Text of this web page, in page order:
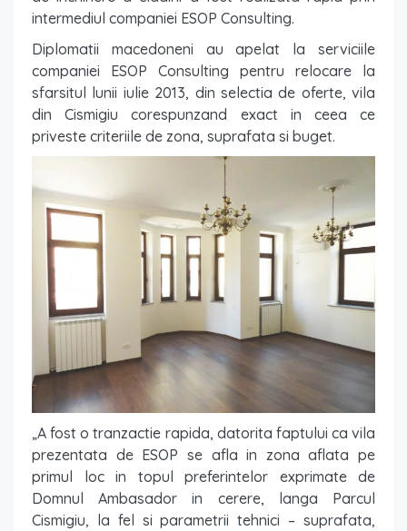
intermediul companiei ESOP Consulting.
Diplomatii macedoneni au apelat la serviciile
companiei ESOP Consulting pentru relocare la
sfarsitul lunii iulie 2013, din selectia de oferte, vila
din Cismigiu corespunzand exact in ceea ce
priveste criteriile de zona, suprafata si buget.
„A fost o tranzactie rapida, datorita faptului ca vila
prezentata de ESOP se afla in zona aflata pe
primul loc in topul preferintelor exprimate de
Domnul Ambasador in cerere, langa Parcul
Cismigiu, la fel si parametrii tehnici – suprafata,